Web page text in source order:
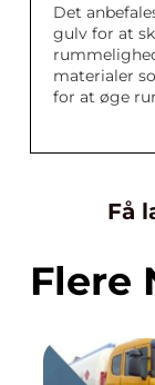
Det
gulv for at
materialer
for at øge
Få
Flere